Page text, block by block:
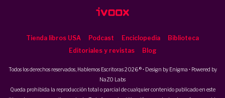
Tienda libros USA Podcast Enciclopedia
Biblioteca
Editoriales y revistas
Blog
Todos los derechos reservados, Hablemos Escritoras 2026 ® • Design by Enigma • Powered by
NaZO Labs
Queda prohibida la reproducción total o parcial de cualquier contenido publicado en este